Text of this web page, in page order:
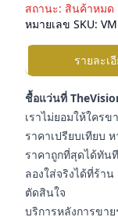
สถานะ: สินค้าหมด
หมายเลข SKU:
รายละเ
ชื้อแว่นที่
เราไม่ยอมให้ใคร
ราคาเปรียบเทียบ
ราคาถูกที่สุดได้ทันที
ลองใส่จริงได้ที่ร้า
ตัดสินใจ
บริการหลังการขา